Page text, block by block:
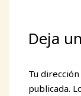
Deja
Tu
publicada.